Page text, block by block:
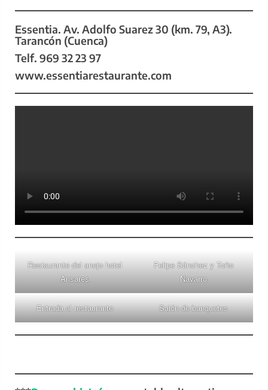
Essentia. Av. Adolfo Suarez 30 (km. 79, A3).
Tarancón (Cuenca)
Telf. 969 32 23 97
www.essentiarestaurante.com
Restaurante del anejo hotel
Ansares
Felipe Sánchez y Toño
Navarro
Entrada al restaurante Salón de banquetes